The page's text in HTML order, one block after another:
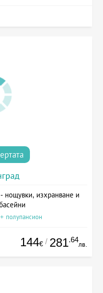
нощувки, изхранване и
полупансион
144€ / 281.64
лв.